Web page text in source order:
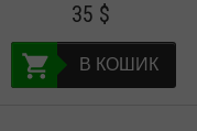
35 $
В КОШИК